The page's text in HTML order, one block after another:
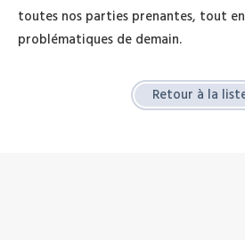
toutes nos parties prenantes, tout
problématiques de demain.
Retour à la